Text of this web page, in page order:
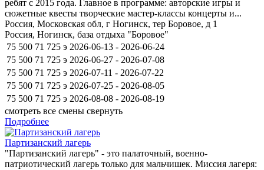
ребят с 2015 года. Главное в программе: авторские игры и
сюжетные квесты творческие мастер-классы концерты и...
Россия, Московская обл, г Ногинск, тер Боровое, д 1
Россия, Ногинск, база отдыха "Боровое"
75 500 71 725 э 2026-06-13 - 2026-06-24
75 500 71 725 э 2026-06-27 - 2026-07-08
75 500 71 725 э 2026-07-11 - 2026-07-22
75 500 71 725 э 2026-07-25 - 2026-08-05
75 500 71 725 э 2026-08-08 - 2026-08-19
смотреть все смены свернуть
Подробнее
Партизанский лагерь
"Партизанский лагерь" - это палаточный, военно-
патриотический лагерь только для мальчишек. Миссия лагеря: